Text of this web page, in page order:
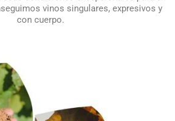
vinos singulares, expresivos y
con cuerpo.